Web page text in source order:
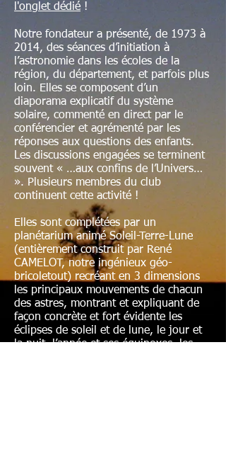
l'onglet dédié !
Notre fondateur a présenté, de 1973 à
2014, des séances d’initiation à
l’astronomie dans les écoles de la
région, du département, et parfois plus
loin. Elles se composent d’un
diaporama explicatif du système
solaire, commenté en direct par le
conférencier et agrémenté par les
réponses aux questions des enfants.
Les discussions engagées se terminent
souvent « …aux confins de l’Univers…
». Plusieurs membres du club
continuent cette activité !
Elles sont complétées par un
planétarium animé Soleil-Terre-Lune
(entièrement construit par René
CAMELOT, notre ingénieux géo-
bricoletout) recréant en 3 dimensions
les principaux mouvements de chacun
des astres, montrant et expliquant de
façon concrète et fort évidente les
éclipses de soleil et de lune, le jour et
la nuit, l’année et ses équinoxes, les